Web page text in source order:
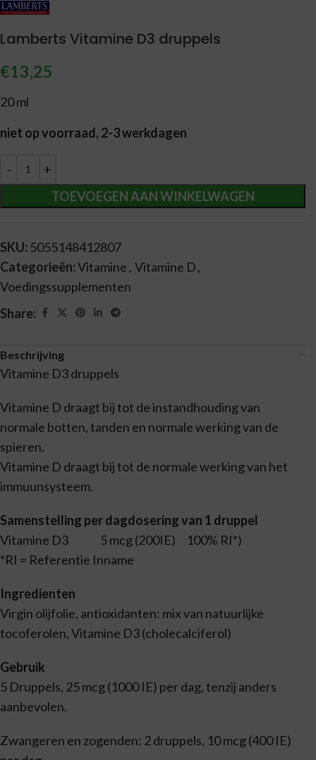
Lamberts Vitamine D3 druppels
€13,25
20 ml
niet op voorraad, 2-3 werkdagen
TOEVOEGEN AAN WINKELWAGEN
Alternative:
SKU: 5055148412807
Categorieën:Vitamine, Vitamine D,
Voedingssupplementen
Share:
Beschrijving
Vitamine D3 druppels
Vitamine D draagt bij tot de instandhouding van
normale botten, tanden en normale werking van de
spieren.
Vitamine D draagt bij tot de normale werking van het
immuunsysteem.
Samenstelling per dagdosering van 1 druppel
Vitamine D3 5 mcg (200IE) 100% RI*)
*RI = Referentie Inname
Ingredienten
Virgin olijfolie, antioxidanten: mix van natuurlijke
tocoferolen, Vitamine D3 (cholecalciferol)
Gebruik
5 Druppels, 25 mcg (1000 IE) per dag, tenzij anders
aanbevolen.
Zwangeren en zogenden: 2 druppels, 10 mcg (400 IE)